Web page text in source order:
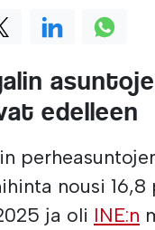
edelleen
nousi 16,8
ja oli INE:n